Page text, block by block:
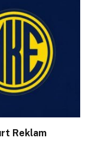
Reklam